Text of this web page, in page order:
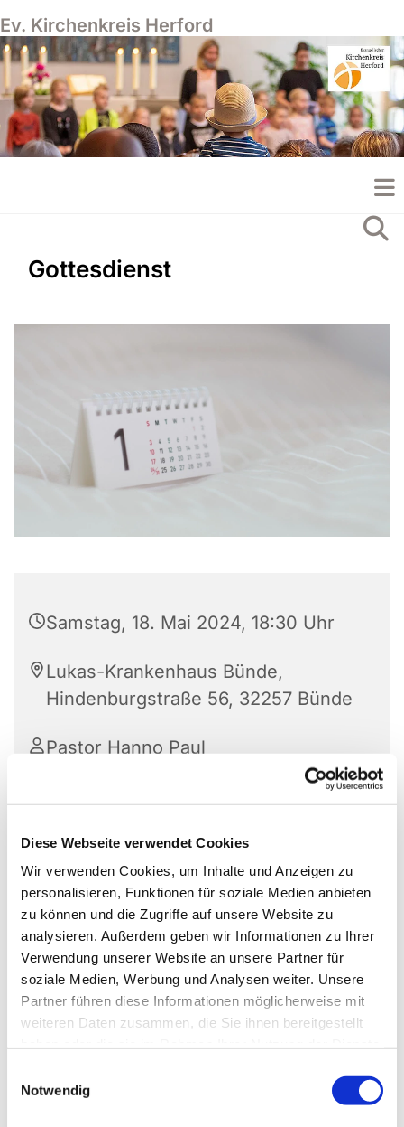
Diese Webseite verwendet Cookies
Wir verwenden Cookies, um Inhalte und Anzeigen zu
personalisieren, Funktionen für soziale Medien anbieten
zu können und die Zugriffe auf unsere Website zu
analysieren. Außerdem geben wir Informationen zu Ihrer
Verwendung unserer Website an unsere Partner für
soziale Medien, Werbung und Analysen weiter. Unsere
Partner führen diese Informationen möglicherweise mit
weiteren Daten zusammen, die Sie ihnen bereitgestellt
Notwendig
Ev. Kirchenkreis Herford
Gottesdienst
Samstag, 18. Mai 2024, 18:30 Uhr
Lukas-Krankenhaus Bünde,
Hindenburgstraße 56, 32257 Bünde
Pastor Hanno Paul
Auch Besucher*innen von außerhalb des
Krankenhauses herzlich willkommen.